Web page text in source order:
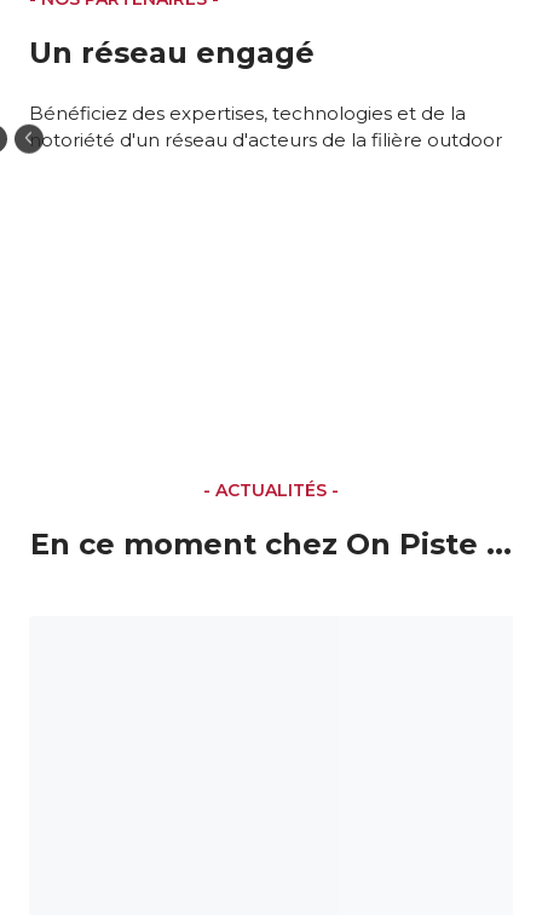
Un réseau engagé
Bénéficiez des expertises, technologies et de la
notoriété d'un réseau d'acteurs de la filière outdoor
- ACTUALITÉS -
En ce moment chez On Piste ...